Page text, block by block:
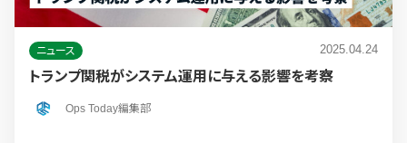
ニュース 2025.04.24
トランプ関税がシステム運用に与える影響を考察
Ops Today編集部